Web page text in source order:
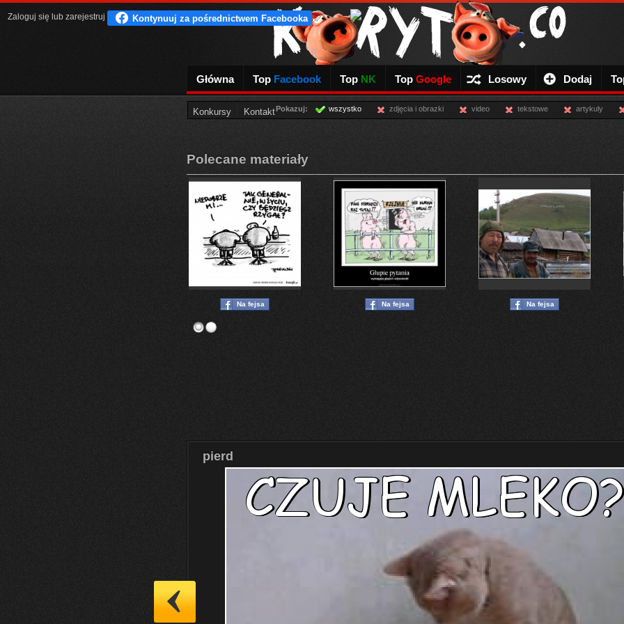
Główna Top Facebook Top NK Top Google Losowy Dodaj
Konkursy Kontakt
Zaloguj się lub zarejestruj
Pokazuj: wszystko zdjęcia i obrazki video tekstowe artykuly
Polecane materiały
Na fejsa Na fejsa Na fejsa
pierd